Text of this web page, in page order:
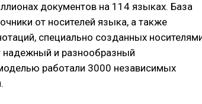
документов на 114 языках. База
от носителей языка, а также
специально созданных
надежный и разнообразный
работали 3000 независимых